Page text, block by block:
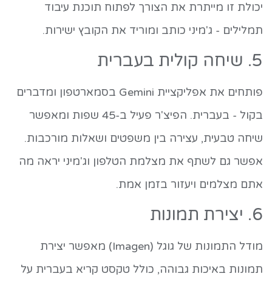
יכולת זו מייתרת את הצורך לפתוח תוכנת עיבוד
תמלילים - ג'מיני כותב ומוריד את הקובץ ישירות.
5. שיחה קולית בעברית
פותחים את אפליקציית Gemini בסמארטפון ומדברים
בקול - בעברית. הפיצ'ר פעיל ב-45 שפות ומאפשר
שיחה טבעית, עצירה בין משפטים ושאלות מורכבות.
אפשר גם לשתף את מצלמת הטלפון וג'מיני יראה מה
אתם מצלמים ויעזור בזמן אמת.
6. יצירת תמונות
מודל התמונות של גוגל (Imagen) מאפשר יצירת
תמונות באיכות גבוהה, כולל טקסט קריא בעברית על